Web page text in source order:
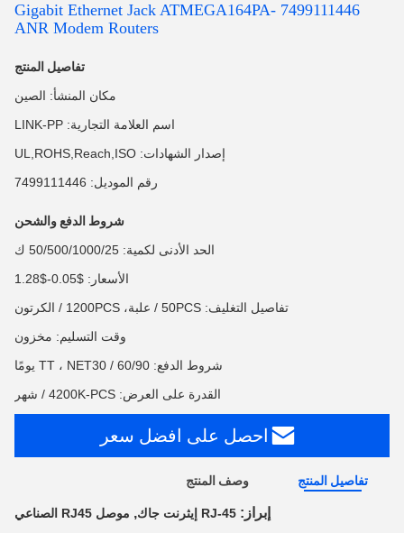
7499111446 Gigabit Ethernet Jack ATMEGA164PA-
ANR Modem Routers
تفاصيل المنتج
مكان المنشأ: الصين
اسم العلامة التجارية: LINK-PP
إصدار الشهادات: UL,ROHS,Reach,ISO
رقم الموديل: 7499111446
شروط الدفع والشحن
الحد الأدنى لكمية: 50/500/1000/25 ك
الأسعار: $0.05-$1.28
تفاصيل التغليف: 50PCS / علبة، 1200PCS / الكرتون
وقت التسليم: مخزون
شروط الدفع: TT ، NET30 / 60/90 يومًا
القدرة على العرض: 4200K-PCS / شهر
احصل على افضل سعر
تفاصيل المنتج وصف المنتج
إبراز: RJ-45 إيثرنت جاك , موصل RJ45 الصناعي